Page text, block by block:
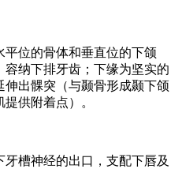
位的骨体和垂直位的下颌
纳下排牙齿；下缘为坚实的
出髁突（与颞骨形成颞下颌
供附着点）。
槽神经的出口，支配下唇及